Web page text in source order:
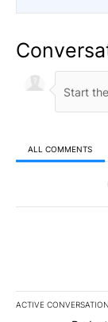
ALL COMMENTS
All
ACTIVE